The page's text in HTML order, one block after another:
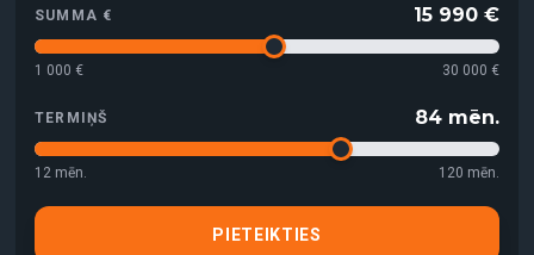
SUMMA € 15 990 €
1 000 € 30 000 €
TERMIŅŠ 84 mēn.
12 mēn. 120 mēn.
PIETEIKTIES